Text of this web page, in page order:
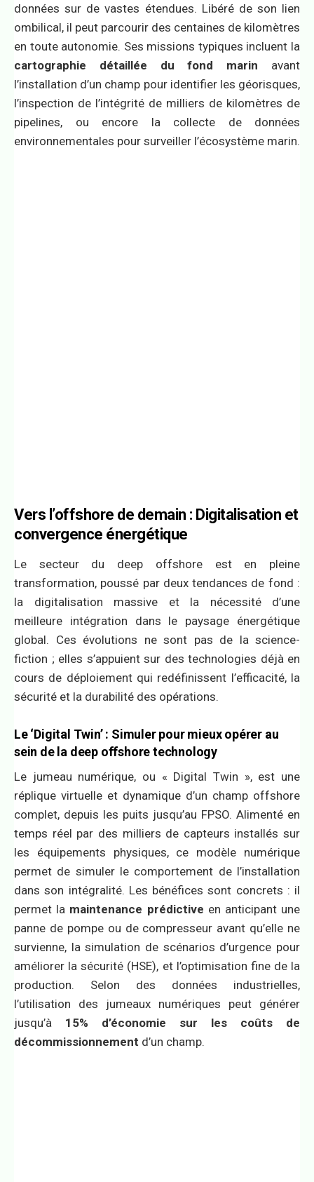
données sur de vastes étendues. Libéré de son lien
ombilical, il peut parcourir des centaines de kilomètres
en toute autonomie. Ses missions typiques incluent la
cartographie détaillée du fond marin avant
l’installation d’un champ pour identifier les géorisques,
l’inspection de l’intégrité de milliers de kilomètres de
pipelines, ou encore la collecte de données
environnementales pour surveiller l’écosystème marin.
Vers l’offshore de demain : Digitalisation et
convergence énergétique
Le secteur du deep offshore est en pleine
transformation, poussé par deux tendances de fond :
la digitalisation massive et la nécessité d’une
meilleure intégration dans le paysage énergétique
global. Ces évolutions ne sont pas de la science-
fiction ; elles s’appuient sur des technologies déjà en
cours de déploiement qui redéfinissent l’efficacité, la
sécurité et la durabilité des opérations.
Le ‘Digital Twin’ : Simuler pour mieux opérer au
sein de la deep offshore technology
Le jumeau numérique, ou « Digital Twin », est une
réplique virtuelle et dynamique d’un champ offshore
complet, depuis les puits jusqu’au FPSO. Alimenté en
temps réel par des milliers de capteurs installés sur
les équipements physiques, ce modèle numérique
permet de simuler le comportement de l’installation
dans son intégralité. Les bénéfices sont concrets : il
permet la maintenance prédictive en anticipant une
panne de pompe ou de compresseur avant qu’elle ne
survienne, la simulation de scénarios d’urgence pour
améliorer la sécurité (HSE), et l’optimisation fine de la
production. Selon des données industrielles,
l’utilisation des jumeaux numériques peut générer
jusqu’à 15% d’économie sur les coûts de
décommissionnement d’un champ.